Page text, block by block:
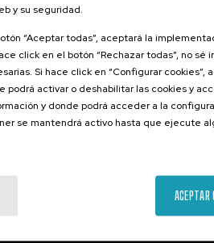
€
y su seguridad.
“Aceptar todas”, aceptará la
click en el botón “Rechazar todas”, no sé
Si hace click en “Configurar cookies”,
podrá activar o deshabilitar las cookies y
y donde podrá acceder a la
se mantendrá activo hasta que ejecute
ACEPTAR